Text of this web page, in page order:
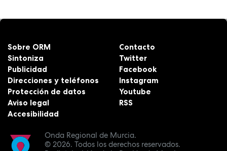
Onda Regional de Murcia.
© 2026. Todos los derechos reservados.
Sobre ORM
Sintoniza
Publicidad
Direcciones y teléfonos
Protección de datos
Aviso legal
Accesibilidad
Contacto
Twitter
Facebook
Instagram
Youtube
RSS